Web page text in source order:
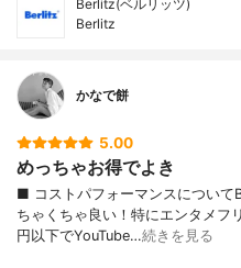
Berlitz(ベルリッツ)
Berlitz
かなで餅
5.00
めっちゃお得でよき
■ コストパフォーマンスについて
ちゃくちゃ良い！特にエンタメ
円以下でYouTube…続きを見る